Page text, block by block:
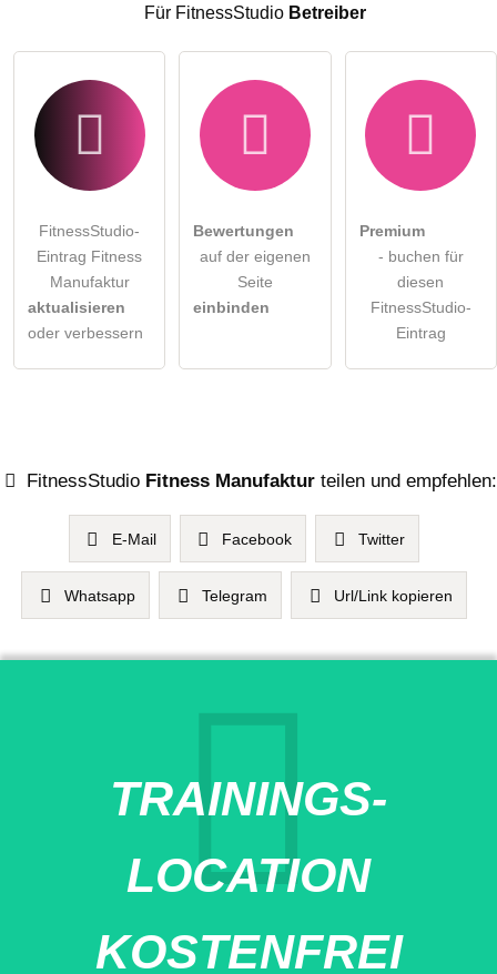
Klicken Sie hier um eineindividuelle Fragean den
Für FitnessStudio Betreiber
FitnessStudio-
Eintrag Fitness
Manufaktur
aktualisieren
oder verbessern
Bewertungen
auf der eigenen
Seite
einbinden
Premium
- buchen für
diesen
FitnessStudio-
Eintrag
FitnessStudio Fitness Manufakturteilen und empfehlen:
E-Mail Facebook Twitter
Whatsapp Telegram Url/Link kopieren
TRAININGS-
LOCATION
KOSTENFREI